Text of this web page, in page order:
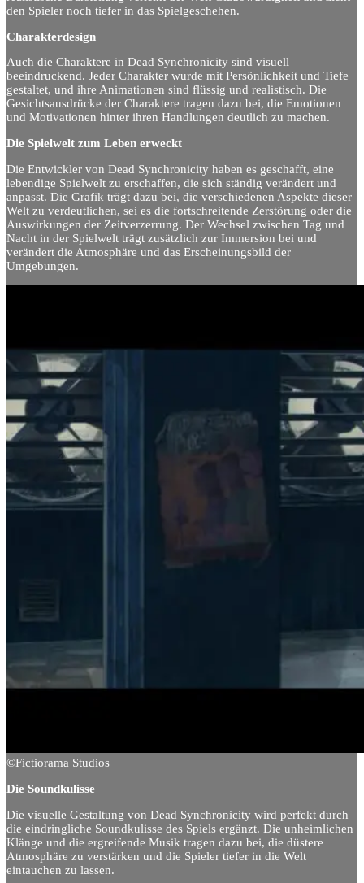
den Spieler noch tiefer in das Spielgeschehen.
Charakterdesign
Auch die Charaktere in Dead Synchronicity sind visuell
beeindruckend. Jeder Charakter wurde mit Persönlichkeit und Tiefe
gestaltet, und ihre Animationen sind flüssig und realistisch. Die
Gesichtsausdrücke der Charaktere tragen dazu bei, die Emotionen
und Motivationen hinter ihren Handlungen deutlich zu machen.
Die Spielwelt zum Leben erweckt
Die Entwickler von Dead Synchronicity haben es geschafft, eine
lebendige Spielwelt zu erschaffen, die sich ständig verändert und
anpasst. Die Grafik trägt dazu bei, die verschiedenen Aspekte dieser
Welt zu verdeutlichen, sei es die fortschreitende Zerstörung oder die
Auswirkungen der Zeitverzerrung. Der Wechsel zwischen Tag und
Nacht in der Spielwelt trägt zusätzlich zur Immersion bei und
verändert die Atmosphäre und das Erscheinungsbild der
Umgebungen.
©Fictiorama Studios
Die Soundkulisse
Die visuelle Gestaltung von Dead Synchronicity wird perfekt durch
die eindringliche Soundkulisse des Spiels ergänzt. Die unheimlichen
Klänge und die ergreifende Musik tragen dazu bei, die düstere
Atmosphäre zu verstärken und die Spieler tiefer in die Welt
eintauchen zu lassen.